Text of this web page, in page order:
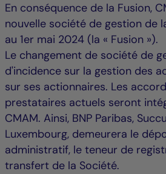
En conséquence de la Fusion,
nouvelle société de gestion de
au 1er mai 2024 (la « Fusion »).
Le changement de société de
d'incidence sur la gestion des
sur ses actionnaires. Les
prestataires actuels seront
CMAM. Ainsi, BNP Paribas,
Luxembourg, demeurera le
administratif, le teneur de
transfert de la Société.